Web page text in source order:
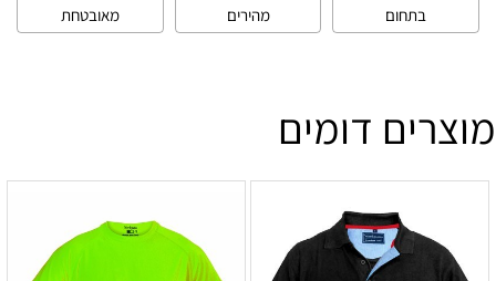
בתחום
מהירים
מאובטחת
מוצרים דומים